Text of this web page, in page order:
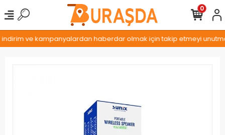
ve kampanyalardan haberdar olmak için takip etmeyi
0